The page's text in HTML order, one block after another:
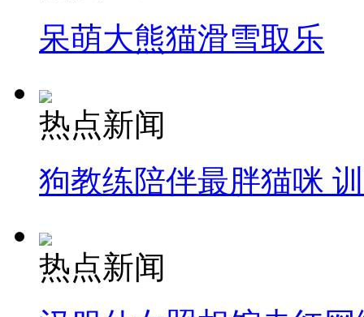
呆萌大熊猫滑雪取乐
热点新闻
狗教练陪伴最胖猫咪
热点新闻